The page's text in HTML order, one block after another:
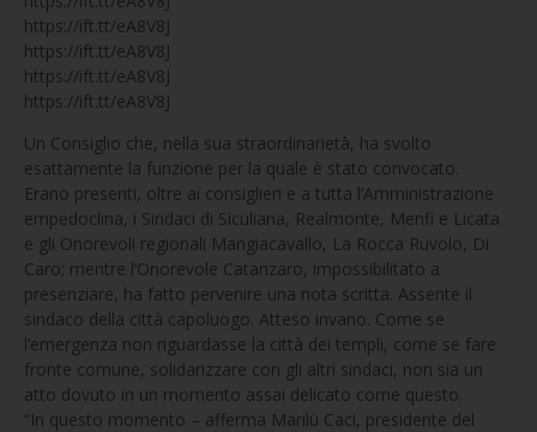
https://ift.tt/eA8V8J
https://ift.tt/eA8V8J
https://ift.tt/eA8V8J
https://ift.tt/eA8V8J
Un Consiglio che, nella sua straordinarietà, ha svolto
esattamente la funzione per la quale è stato convocato.
Erano presenti, oltre ai consiglieri e a tutta l’Amministrazione
empedoclina, i Sindaci di Siculiana, Realmonte, Menfi e Licata
e gli Onorevoli regionali Mangiacavallo, La Rocca Ruvolo, Di
Caro; mentre l’Onorevole Catanzaro, impossibilitato a
presenziare, ha fatto pervenire una nota scritta. Assente il
sindaco della città capoluogo. Atteso invano. Come se
l’emergenza non riguardasse la città dei templi, come se fare
fronte comune, solidarizzare con gli altri sindaci, non sia un
atto dovuto in un momento assai delicato come questo.
“In questo momento – afferma Marilù Caci, presidente del